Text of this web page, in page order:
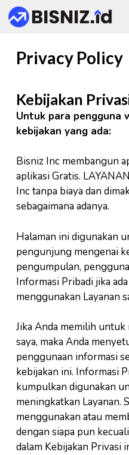
Skip
to
Privacy Policy
Kebijakan
Untuk para pengguna
kebijakan yang ada:
Bisniz Inc membangun
aplikasi Gratis.
Inc tanpa biaya dan
sebagaimana adanya.
Halaman ini digunakan
pengunjung mengenai
pengumpulan,
Informasi Pribadi jika
menggunakan Layanan
Jika Anda memilih
saya, maka Anda
penggunaan informasi
kebijakan ini. Informasi
kumpulkan digunakan
meningkatkan Layanan.
menggunakan atau
dengan siapa pun
dalam Kebijakan Privasi